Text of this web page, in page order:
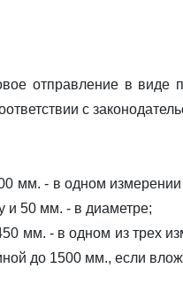
отправление в виде
с
мм. - в одном
и 50 мм. - в диаметре;
мм. - в одном из трех
до 1500 мм., если